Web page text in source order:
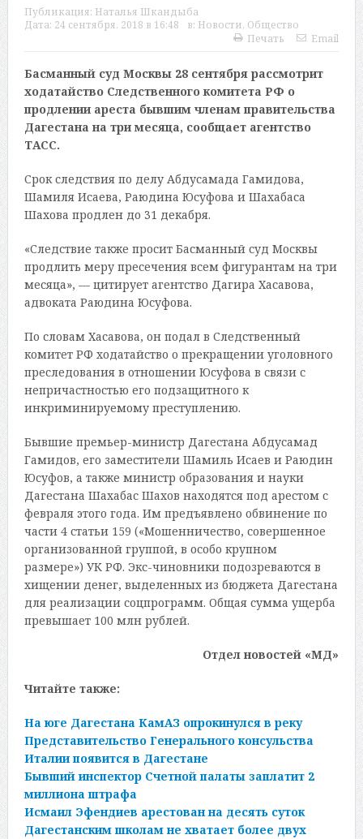
Публикация: Наталья Шкандыба
Дата: 24 сентября, 2018 в 16:48 в: Новости, Общество
Печать
Email
Басманный суд Москвы 28 сентября рассмотрит
ходатайство Следственного комитета РФ о
продлении ареста бывшим членам правительства
Дагестана на три месяца, сообщает агентство
ТАСС.
Срок следствия по делу Абдусамада Гамидова,
Шамиля Исаева, Раюдина Юсуфова и Шахабаса
Шахова продлен до 31 декабря.
«Следствие также просит Басманный суд Москвы
продлить меру пресечения всем фигурантам на три
месяца», — цитирует агентство Дагира Хасавова,
адвоката Раюдина Юсуфова.
По словам Хасавова, он подал в Следственный
комитет РФ ходатайство о прекращении уголовного
преследования в отношении Юсуфова в связи с
непричастностью его подзащитного к
инкриминируемому преступлению.
Бывшие премьер-министр Дагестана Абдусамад
Гамидов, его заместители Шамиль Исаев и Раюдин
Юсуфов, а также министр образования и науки
Дагестана Шахабас Шахов находятся под арестом с
февраля этого года. Им предъявлено обвинение по
части 4 статьи 159 («Мошенничество, совершенное
организованной группой, в особо крупном
размере») УК РФ. Экс-чиновники подозреваются в
хищении денег, выделенных из бюджета Дагестана
для реализации соцпрограмм. Общая сумма ущерба
превышает 100 млн рублей.
Отдел новостей «МД»
Читайте также:
На юге Дагестана КамАЗ опрокинулся в реку
Представительство Генерального консульства
Италии появится в Дагестане
Бывший инспектор Счетной палаты заплатит 2
миллиона штрафа
Исмаил Эфендиев арестован на десять суток
Дагестанским школам не хватает более двух